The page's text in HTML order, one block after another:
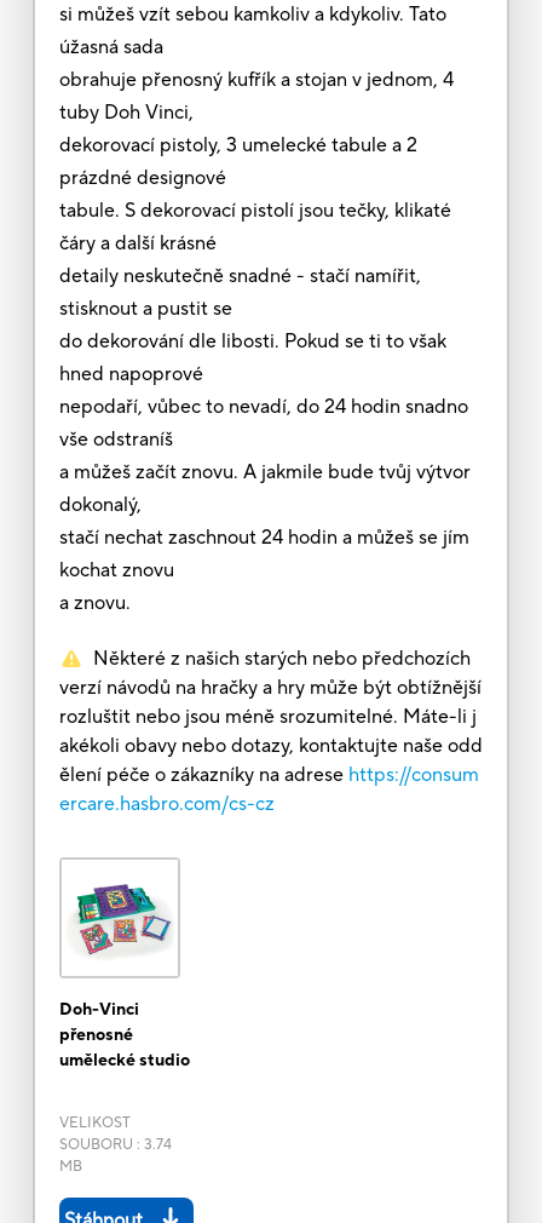
si můžeš vzít sebou kamkoliv a kdykoliv. Tato
úžasná sada
obrahuje přenosný kufřík a stojan v jednom, 4
tuby Doh Vinci,
dekorovací pistoly, 3 umelecké tabule a 2
prázdné designové
tabule. S dekorovací pistolí jsou tečky, klikaté
čáry a další krásné
detaily neskutečně snadné - stačí namířit,
stisknout a pustit se
do dekorování dle libosti. Pokud se ti to však
hned napoprové
nepodaří, vůbec to nevadí, do 24 hodin snadno
vše odstraníš
a můžeš začít znovu. A jakmile bude tvůj výtvor
dokonalý,
stačí nechat zaschnout 24 hodin a můžeš se jím
kochat znovu
a znovu.
Některé z našich starých nebo předchozích
verzí návodů na hračky a hry může být obtížnější
rozluštit nebo jsou méně srozumitelné. Máte-li j
akékoli obavy nebo dotazy, kontaktujte naše odd
ělení péče o zákazníky na adrese https://consum
ercare.hasbro.com/cs-cz
Doh-Vinci
přenosné
umělecké studio
VELIKOST
SOUBORU : 3.74
MB